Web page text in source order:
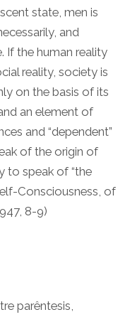
state, men is
and
If the human reality
reality, society is
on the basis of its
an element of
and “dependent”
of the origin of
to speak of “the
Consciousness, of
8-9)
parêntesis,